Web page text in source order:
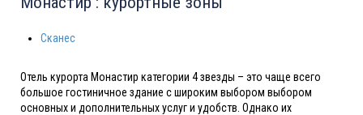
Сканес
Отель курорта Монастир категории 4 звезды – это чаще всего
большое гостиничное здание с широким выбором выбором
основных и дополнительных услуг и удобств. Однако их